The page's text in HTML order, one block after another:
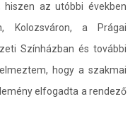
hiszen az utóbbi években
Kolozsváron, a Prágai
Színházban és további
hogy a szakmai
elfogadta a rendező